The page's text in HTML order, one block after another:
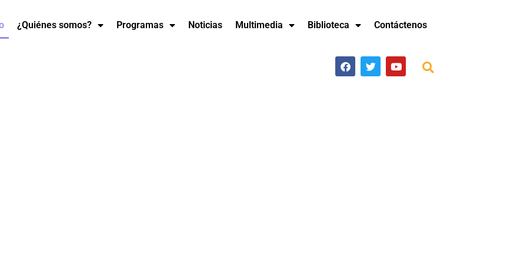
¿Quiénes somos? Programas Noticias Multimedia Biblioteca Contáctenos